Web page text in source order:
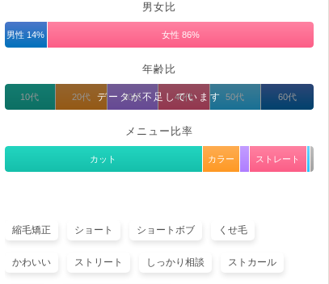
男女比
男性 14% 女性 86%
年齢比
データが不足しています
10代 20代 30代 40代 50代 60代
メニュー比率
カット カラー ストレート
縮毛矯正 ショート ショートボブ くせ毛
かわいい ストリート しっかり相談 ストカール